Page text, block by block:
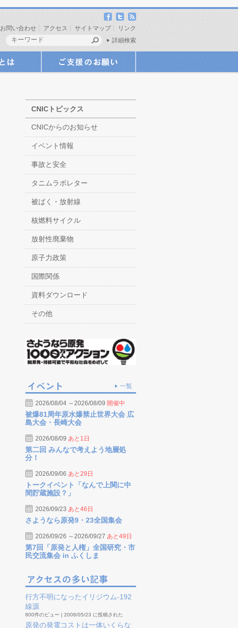
お問い合わせ アクセス サイトマップ
リンク
詳細検索
CNICトピックス
CNICからのお知らせ
イベント情報
事故と安全
タニムラボレター
被ばく・放射線
核燃料サイクル
放射性廃棄物
原子力政策
国際関係
資料ダウンロード
その他
一覧
2026/08/04 ～2026/08/09 開催中
被爆81周年原水爆禁止世界大会 広
島大会・長崎大会
2026/08/09 あと1日
第二回 みんなで考えよう地層処
分！
2026/09/06 あと29日
トークイベント「なんで上関に中
間貯蔵施設？」
2026/09/23 あと46日
さようなら原発9・23全国集会
2026/09/26 ～2026/09/27 あと49日
第7回「原発と人権」全国研究・市
民交流集会 in ふくしま
行方不明になったイリジウム-192
線源
800件のビュー | 2008/05/23 に投稿された
原発の発電コストは一体いくらな